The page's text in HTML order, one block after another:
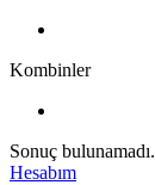
Kombinler
Sonuç bulunamadı.
Hesabım